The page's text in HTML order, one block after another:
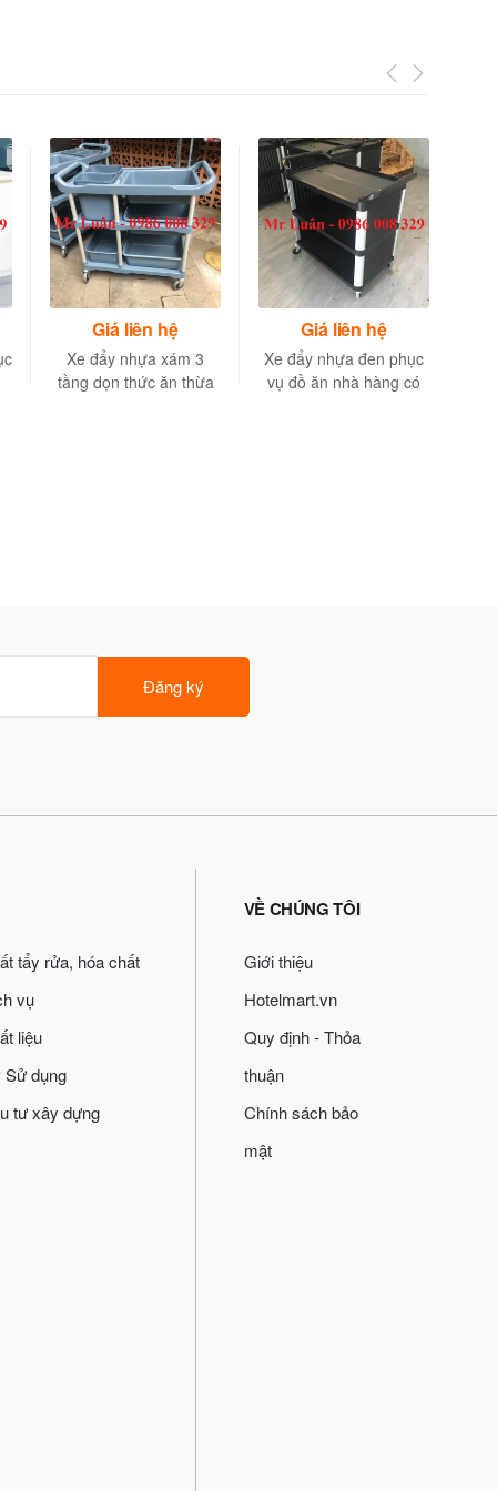
Giá liên hệ
Xe đẩy nhựa xám 3
tầng dọn thức ăn thừa
Giá liên hệ
Xe đẩy nhựa đen phục
vụ đồ ăn nhà hàng có
Đăng ký
tẩy rửa, hóa chất
vụ
liệu
Sử dụng
tư xây dựng
VỀ CHÚNG TÔI
Giới thiệu
Hotelmart.vn
Quy định - Thỏa
thuận
Chính sách bảo
mật